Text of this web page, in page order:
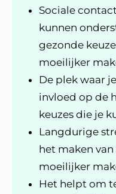
Sociale
kunnen
gezonde
moeilijker
De plek waar
invloed op de
keuzes die je
Langdurige
het maken
moeilijker
Het helpt om